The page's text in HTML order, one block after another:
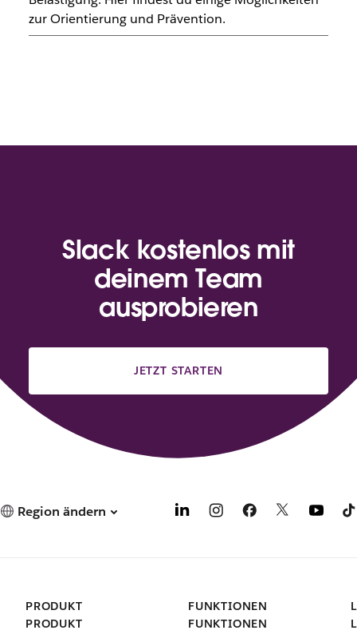
zur Orientierung und Prävention.
Slack kostenlos mit
deinem Team
ausprobieren
JETZT STARTEN
Region ändern
PRODUKT
PRODUKT
FUNKTIONEN
FUNKTIONEN